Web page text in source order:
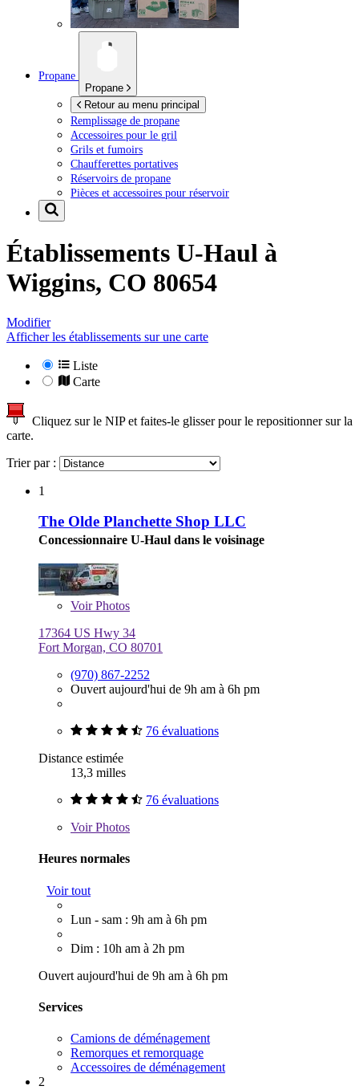
Propane
Propane
Retour au menu principal
Remplissage de propane
Accessoires pour le gril
Grils et fumoirs
Chaufferettes portatives
Réservoirs de propane
Pièces et accessoires pour réservoir
Établissements U-Haul à
Wiggins, CO 80654
Modifier
Afficher les établissements sur une carte
Liste
Carte
Cliquez sur le NIP et faites-le glisser pour le repositionner sur la
carte.
Trier par :
1
The Olde Planchette Shop LLC
Concessionnaire U-Haul dans le voisinage
VoirPhotos
17364 US Hwy 34
Fort Morgan, CO 80701
(970) 867-2252
Ouvert aujourd'hui de 9h am à 6h pm
76 évaluations
Distance estimée
13,3 milles
76 évaluations
VoirPhotos
Heures normales
Voir tout
Lun - sam : 9h am à 6h pm
Dim : 10h am à 2h pm
Ouvert aujourd'hui de 9h am à 6h pm
Services
Camions de déménagement
Remorques et remorquage
Accessoires de déménagement
2